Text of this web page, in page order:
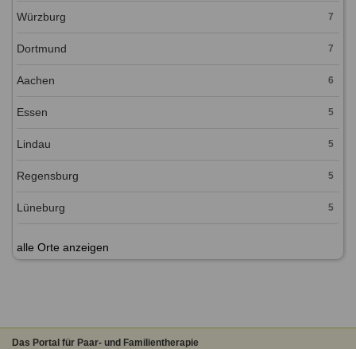
Würzburg 7
Dortmund 7
Aachen 6
Essen 5
Lindau 5
Regensburg 5
Lüneburg 5
alle Orte anzeigen
Das Portal für Paar- und Familientherapie